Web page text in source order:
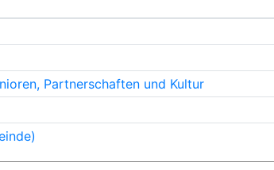
Partnerschaften und Kultur